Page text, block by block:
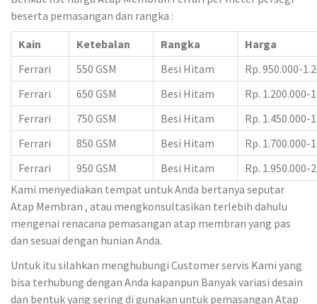
beserta pemasangan dan rangka :
Kain Ketebalan Rangka
Harga
Ferrari
550 GSM Besi Hitam
Rp. 950.000-
Ferrari
650 GSM Besi Hitam
Rp. 1.200.000-
Ferrari
750 GSM Besi Hitam
Rp. 1.450.000-
Ferrari
850 GSM Besi Hitam
Rp. 1.700.000-
Ferrari
950 GSM Besi Hitam
Rp. 1.950.000-
Kami menyediakan tempat untuk Anda bertanya seputar
Atap Membran , atau mengkonsultasikan terlebih dahulu
mengenai renacana pemasangan atap membran yang pas
dan sesuai dengan hunian Anda.
Untuk itu silahkan menghubungi Customer servis Kami yang
bisa terhubung dengan Anda kapanpun Banyak variasi desain
dan bentuk yang sering di gunakan untuk pemasangan Atap